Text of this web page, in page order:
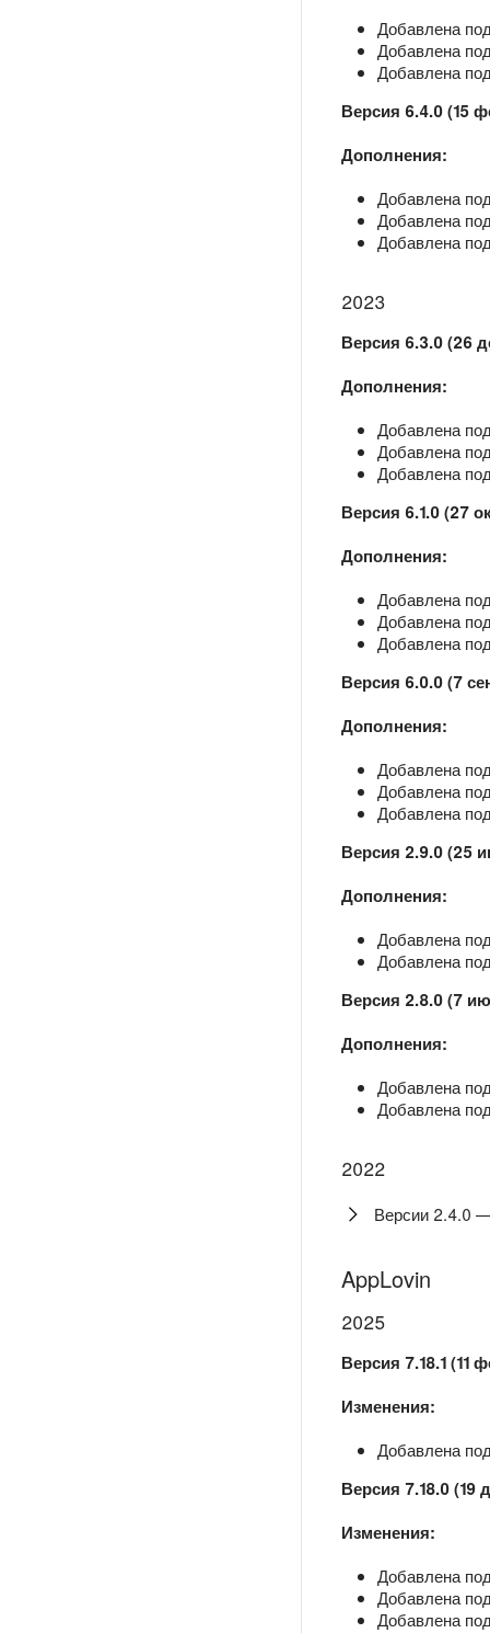
Добавлена
Добавлена
Добавлена
Версия 6.4.0 (15
Дополнения:
Добавлена
Добавлена
Добавлена
2023
Версия 6.3.0 (26
Дополнения:
Добавлена
Добавлена
Добавлена
Версия 6.1.0 (27
Дополнения:
Добавлена
Добавлена
Добавлена
Версия 6.0.0 (7
Дополнения:
Добавлена
Добавлена
Добавлена
Версия 2.9.0 (25
Дополнения:
Добавлена
Добавлена
Версия 2.8.0 (7
Дополнения:
Добавлена
Добавлена
2022
Версии 2.4.0
AppLovin
2025
Версия 7.18.1 (11
Изменения:
Добавлена
Версия 7.18.0 (19
Изменения:
Добавлена
Добавлена
Добавлена